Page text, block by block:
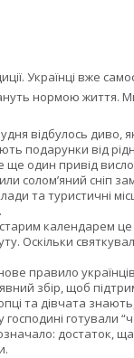
Українці вже
нормою життя.
відбулось
подарунки від
ще один привід
солом’яний
та туристичні
календарем
Оскільки
правило
збір, щоб
та дівчата
готували
достаток,